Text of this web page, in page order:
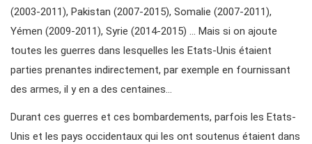
(2003-2011), Pakistan (2007-2015), Somalie (2007-2011),
Yémen (2009-2011), Syrie (2014-2015) … Mais si on ajoute
toutes les guerres dans lesquelles les Etats-Unis étaient
parties prenantes indirectement, par exemple en fournissant
des armes, il y en a des centaines…
Durant ces guerres et ces bombardements, parfois les Etats-
Unis et les pays occidentaux qui les ont soutenus étaient dans